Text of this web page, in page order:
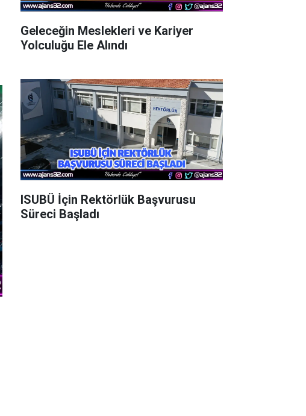
Geleceğin Meslekleri ve Kariyer
Yolculuğu Ele Alındı
ISUBÜ İçin Rektörlük Başvurusu
Süreci Başladı